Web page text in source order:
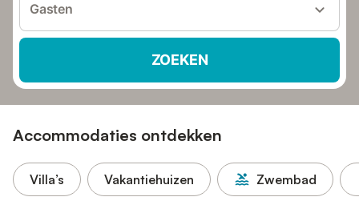
Gasten
ZOEKEN
Accommodaties ontdekken
Villa’s Vakantiehuizen Zwembad